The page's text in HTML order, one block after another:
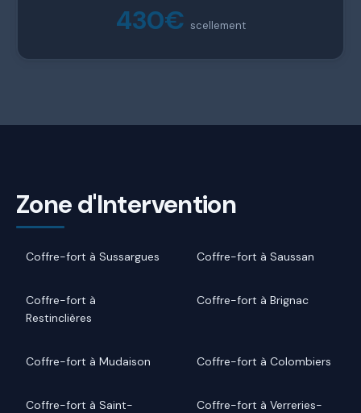
430€ scellement
Zone d'Intervention
Coffre-fort à Sussargues Coffre-fort à Saussan
Coffre-fort à
Restinclières
Coffre-fort à Brignac
Coffre-fort à Mudaison Coffre-fort à Colombiers
Coffre-fort à Saint-
Coffre-fort à Verreries-